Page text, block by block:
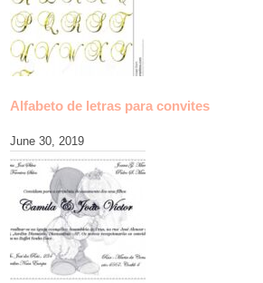
Alfabeto de letras para convites
June 30, 2019